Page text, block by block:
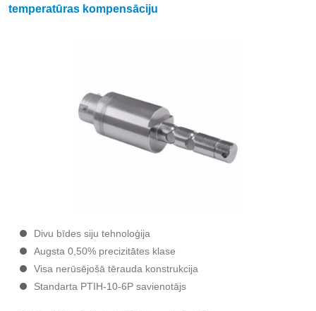
temperatūras kompensāciju
Divu bīdes siju tehnoloģija
Augsta 0,50% precizitātes klase
Visa nerūsējošā tērauda konstrukcija
Standarta PTIH-10-6P savienotājs